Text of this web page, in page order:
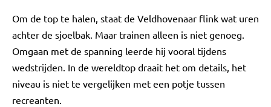
Om de top te halen, staat de Veldhovenaar flink wat uren
achter de sjoelbak. Maar trainen alleen is niet genoeg.
Omgaan met de spanning leerde hij vooral tijdens
wedstrijden. In de wereldtop draait het om details, het
niveau is niet te vergelijken met een potje tussen
recreanten.